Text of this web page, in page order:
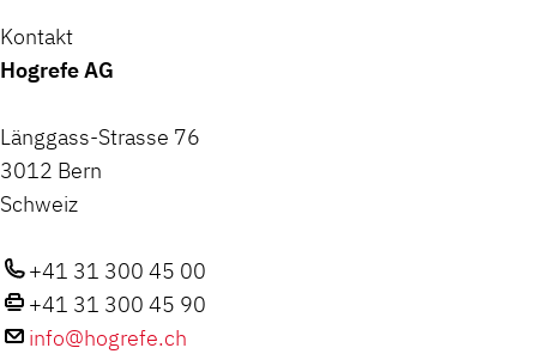
Kontakt
Hogrefe AG
Länggass-Strasse 76
3012 Bern
Schweiz
+41 31 300 45 00
+41 31 300 45 90
info@hogrefe.ch